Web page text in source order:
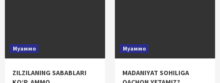
Муаммо
ZILZILANING SABABLARI
Муаммо
MADANIYAT SOHILIGA